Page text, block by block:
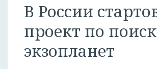
В России
проект по
экзопланет